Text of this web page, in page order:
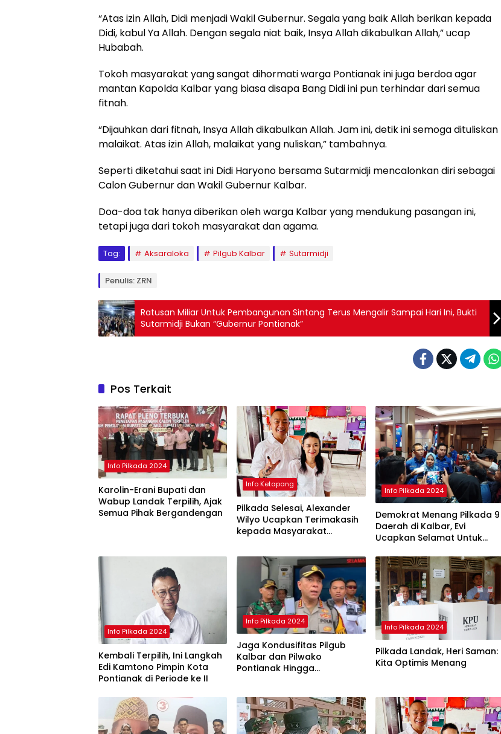
“Atas izin Allah, Didi menjadi Wakil Gubernur. Segala yang baik Allah berikan kepada
Didi, kabul Ya Allah. Dengan segala niat baik, Insya Allah dikabulkan Allah,” ucap
Hubabah.
Tokoh masyarakat yang sangat dihormati warga Pontianak ini juga berdoa agar
mantan Kapolda Kalbar yang biasa disapa Bang Didi ini pun terhindar dari semua
fitnah.
“Dijauhkan dari fitnah, Insya Allah dikabulkan Allah. Jam ini, detik ini semoga dituliskan
malaikat. Atas izin Allah, malaikat yang nuliskan,” tambahnya.
Seperti diketahui saat ini Didi Haryono bersama Sutarmidji mencalonkan diri sebagai
Calon Gubernur dan Wakil Gubernur Kalbar.
Doa-doa tak hanya diberikan oleh warga Kalbar yang mendukung pasangan ini,
tetapi juga dari tokoh masyarakat dan agama.
Tag: Aksaraloka Pilgub Kalbar Sutarmidji
Penulis: ZRN
Ratusan Miliar Untuk Pembangunan Sintang Terus Mengalir Sampai Hari Ini, Bukti
Sutarmidji Bukan “Gubernur Pontianak”
Pos Terkait
Info Pilkada 2024
Karolin-Erani Bupati dan
Wabup Landak Terpilih, Ajak
Semua Pihak Bergandengan
Info Ketapang
Pilkada Selesai, Alexander
Wilyo Ucapkan Terimakasih
kepada Masyarakat
Info Pilkada 2024
Demokrat Menang Pilkada 9
Daerah di Kalbar, Evi
Ucapkan Selamat Untuk
Info Pilkada 2024
Kembali Terpilih, Ini Langkah
Edi Kamtono Pimpin Kota
Pontianak di Periode ke II
Info Pilkada 2024
Jaga Kondusifitas Pilgub
Kalbar dan Pilwako
Pontianak Hingga
Info Pilkada 2024
Pilkada Landak, Heri Saman:
Kita Optimis Menang